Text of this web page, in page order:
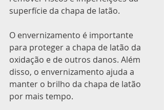
superfície da chapa de latão.
O envernizamento é importante
para proteger a chapa de latão da
oxidação e de outros danos. Além
disso, o envernizamento ajuda a
manter o brilho da chapa de latão
por mais tempo.